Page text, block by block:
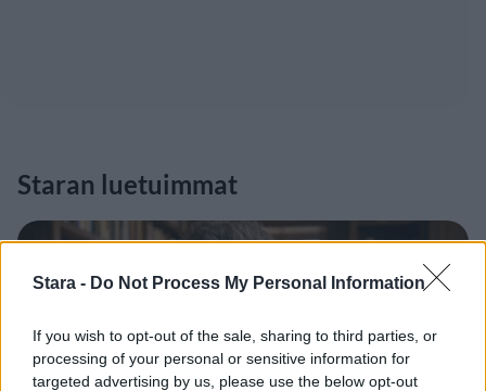
Stara - Do Not Process My Personal Information
If you wish to opt-out of the sale, sharing to third parties, or
processing of your personal or sensitive information for
targeted advertising by us, please use the below opt-out
Staran luetuimmat
1